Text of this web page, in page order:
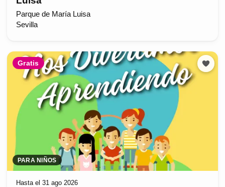
Parque de María Luisa
Sevilla
Gratis
PARA NIÑOS
Hasta el 31 ago 2026